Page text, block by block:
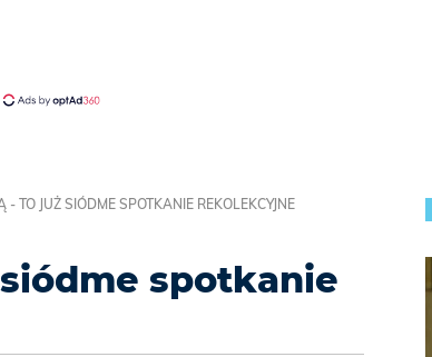
- TO JUŻ SIÓDME SPOTKANIE REKOLEKCYJNE
spotkanie